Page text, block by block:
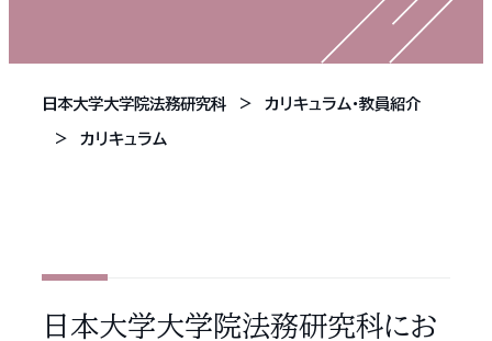
日本大学大学院法務研究科 カリキュラム・教員紹介
カリキュラム
日本大学大学院法務研究科にお